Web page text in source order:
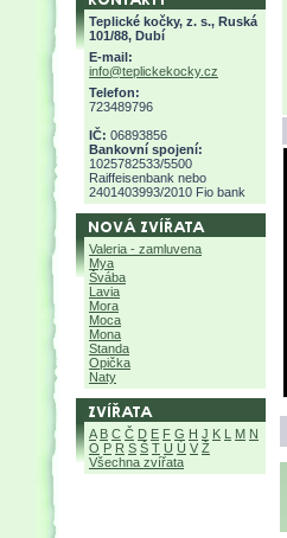
Teplické kočky, z. s., Ruská
101/88, Dubí
E-mail:
info@teplickekocky.cz
Telefon:
723489796
IČ: 06893856
Bankovní spojení:
1025782533/5500
Raiffeisenbank nebo
2401403993/2010 Fio bank
Valeria - zamluvena
Mya
Švába
Lavia
Mora
Moca
Mona
Standa
Opička
Naty
A B C Č D E F G H J K L M N
O P R S Š T U Ú V Ž
Všechna zvířata